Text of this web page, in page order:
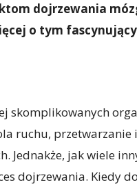
dojrzewania
o tym
skomplikowanych
ruchu, przetwarzanie
Jednakże, jak wiele
dojrzewania. Kiedy